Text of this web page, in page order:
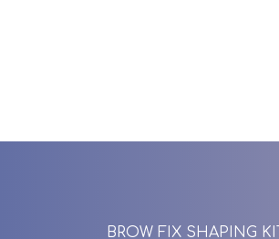
BROW FIX SHAPING KIT